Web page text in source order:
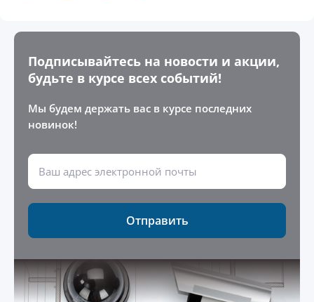
Подписывайтесь на новости и акции,
будьте в курсе всех событий!
Мы будем держать вас в курсе последних
новинок!
Отправить